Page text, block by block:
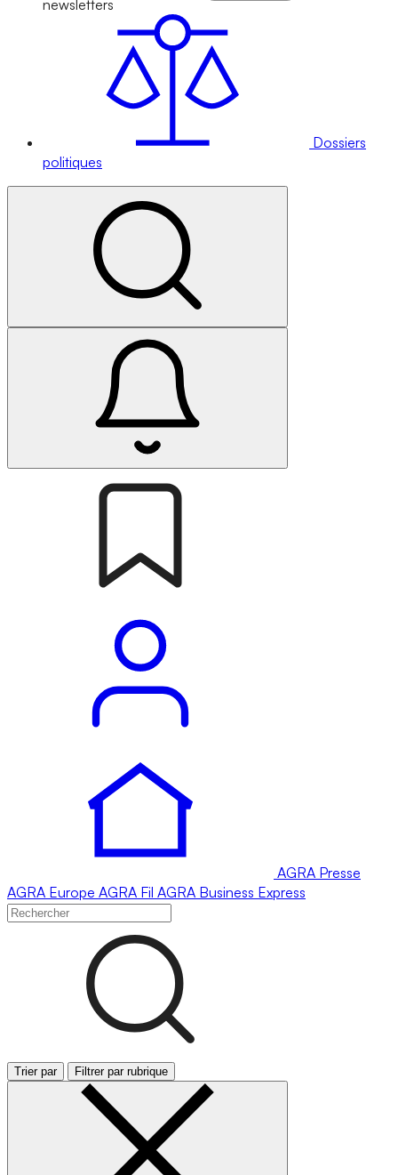
newsletters
Dossiers
politiques
AGRA Presse
AGRA Europe AGRA Fil AGRA Business Express
Trier par Filtrer par rubrique